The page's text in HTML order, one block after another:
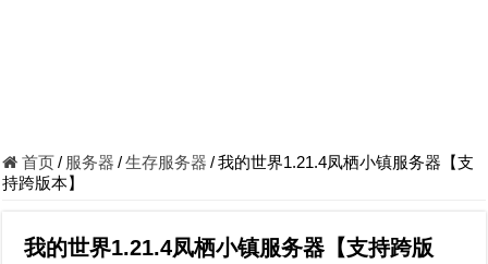
首页/ 服务器 /生存服务器 /我的世界1.21.4凤栖小镇服务器【支
持跨版本】
我的世界1.21.4凤栖小镇服务器【支持跨版